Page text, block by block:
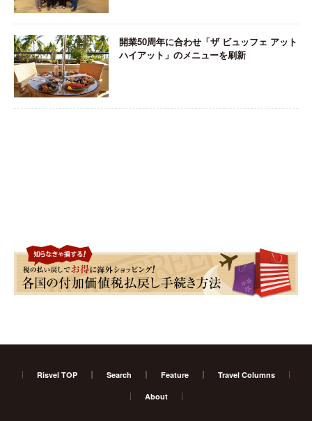
開業50周年に合わせ「ザ ビュッフェ アット
ハイアット」のメニューを刷新
Risvel TOP Search Feature Travel Columns
About